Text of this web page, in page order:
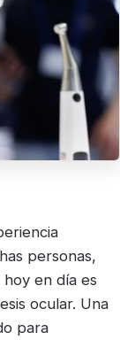
personas,
en día es
ocular. Una
para